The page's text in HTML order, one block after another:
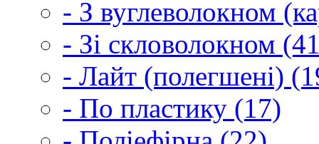
- З вуглеволокном
- Зі скловолокном
- Лайт (полегшені)
- По пластику (17)